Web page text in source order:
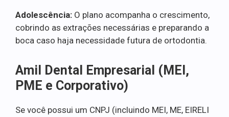
Adolescência: O plano acompanha o crescimento,
cobrindo as extrações necessárias e preparando a
boca caso haja necessidade futura de ortodontia.
Amil Dental Empresarial (MEI,
PME e Corporativo)
Se você possui um CNPJ (incluindo MEI, ME, EIRELI